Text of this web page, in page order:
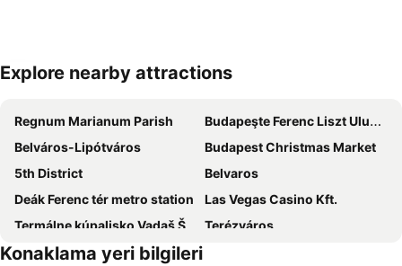
Haritayı genişlet
Explore nearby attractions
Regnum Marianum Parish
Budapeşte Ferenc Liszt Uluslararası Havaalanı
Belváros-Lipótváros
Budapest Christmas Market
5th District
Belvaros
Deák Ferenc tér metro station
Las Vegas Casino Kft.
Termálne kúpalisko Vadaš Štúrovo
Terézváros
Keleti palyaudvar Budapest
Konaklama yeri bilgileri